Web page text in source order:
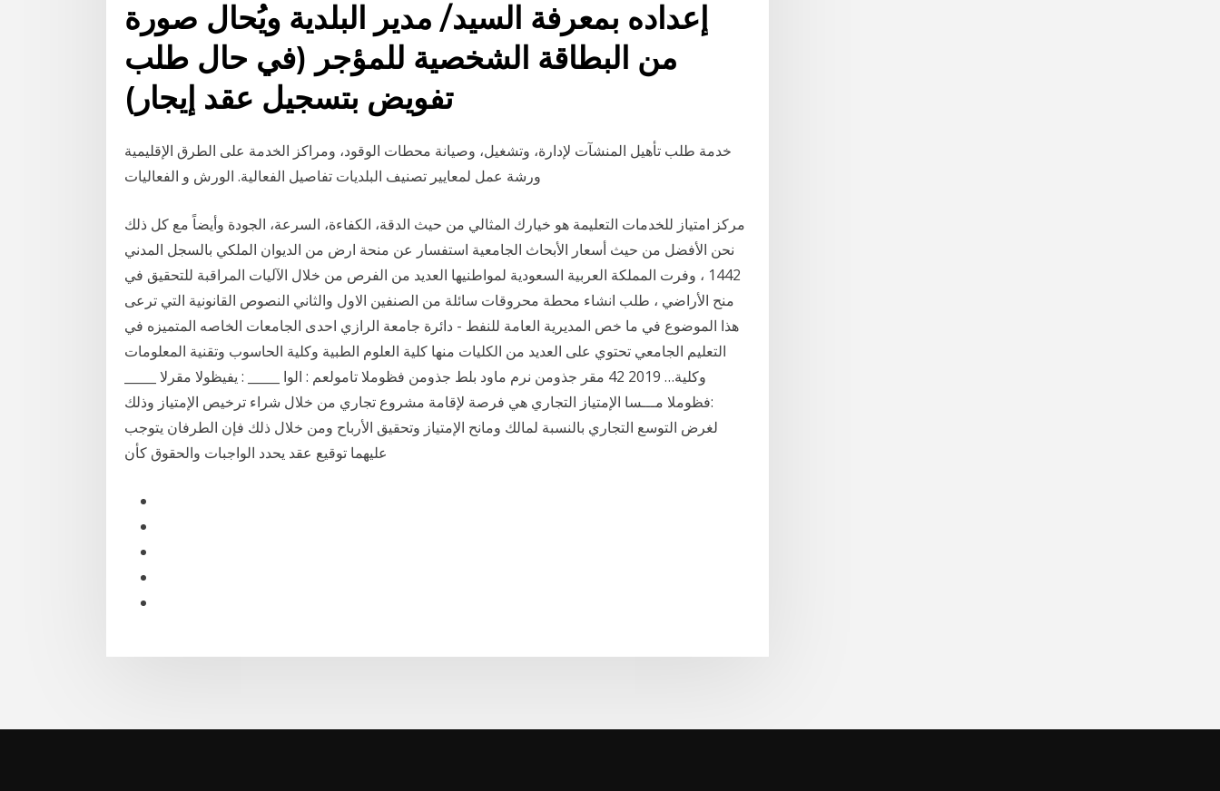
إعداده بمعرفة السيد/ مدير البلدية ويُحال صورة
من البطاقة الشخصية للمؤجر (في حال طلب
تفويض بتسجيل عقد إيجار)
خدمة طلب تأهيل المنشآت لإدارة، وتشغيل، وصيانة محطات الوقود، ومراكز الخدمة على الطرق الإقليمية
ورشة عمل لمعايير تصنيف البلديات تفاصيل الفعالية. الورش و الفعاليات
مركز امتياز للخدمات التعليمة هو خيارك المثالي من حيث الدقة، الكفاءة، السرعة، الجودة وأيضاً مع كل ذلك
نحن الأفضل من حيث أسعار الأبحاث الجامعية استفسار عن منحة ارض من الديوان الملكي بالسجل المدني
1442 ، وفرت المملكة العربية السعودية لمواطنيها العديد من الفرص من خلال الآليات المراقبة للتحقيق في
منح الأراضي ، طلب انشاء محطة محروقات سائلة من الصنفين الاول والثاني النصوص القانونية التي ترعى
هذا الموضوع في ما خص المديرية العامة للنفط - دائرة جامعة الرازي احدى الجامعات الخاصه المتميزه في
التعليم الجامعي تحتوي على العديد من الكليات منها كلية العلوم الطبية وكلية الحاسوب وتقنية المعلومات
وكلية… 2019 42 مقر جذومن نرم ماود بلط جذومن فظوملا تامولعم : الوا _____ : يفيظولا مقرلا _____
:فظوملا مـــسا الإمتياز التجاري هي فرصة لإقامة مشروع تجاري من خلال شراء ترخيص الإمتياز وذلك
لغرض التوسع التجاري بالنسبة لمالك ومانح الإمتياز وتحقيق الأرباح ومن خلال ذلك فإن الطرفان يتوجب
عليهما توقيع عقد يحدد الواجبات والحقوق كأن